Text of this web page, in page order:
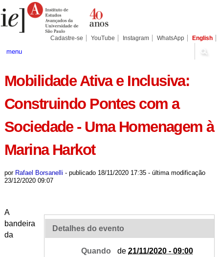
para
conteúdo.
Pessoais
Cadastre-se YouTube Instagram WhatsApp English
menu
Mobilidade Ativa e Inclusiva:
Construindo Pontes com a
Sociedade - Uma Homenagem à
Marina Harkot
por Rafael Borsanelli - publicado18/11/2020 17:35 - última modificação
23/12/2020 09:07
Detalhes do evento
Quando de21/11/2020 - 09:00
A
bandeira
da